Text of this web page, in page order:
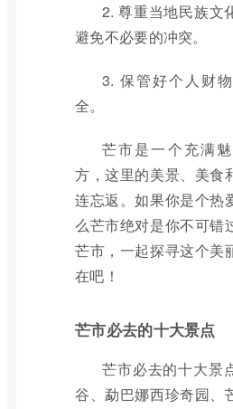
2. 尊重当地民族文
避免不必要的冲突。
3. 保管好个人财
全。
芒市是一个充满
方，这里的美景、美食
连忘返。如果你是个热
么芒市绝对是你不可错
芒市，一起探寻这个美
在吧！
芒市必去的十大景点
芒市必去的十大景
谷、勐巴娜西珍奇园、